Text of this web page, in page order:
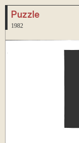
Puzzle
1982